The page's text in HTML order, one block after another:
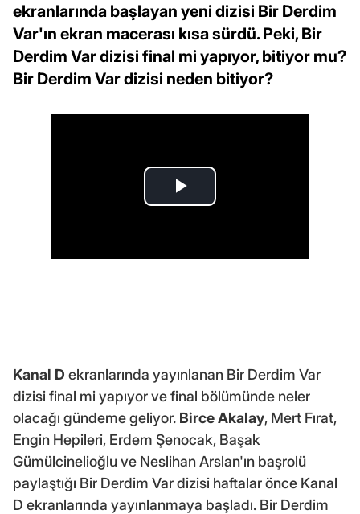
ekranlarında başlayan yeni dizisi Bir Derdim
Var'ın ekran macerası kısa sürdü. Peki, Bir
Derdim Var dizisi final mi yapıyor, bitiyor mu?
Bir Derdim Var dizisi neden bitiyor?
Kanal D ekranlarında yayınlanan Bir Derdim Var
dizisi final mi yapıyor ve final bölümünde neler
olacağı gündeme geliyor. Birce Akalay, Mert Fırat,
Engin Hepileri, Erdem Şenocak, Başak
Gümülcinelioğlu ve Neslihan Arslan'ın başrolü
paylaştığı Bir Derdim Var dizisi haftalar önce Kanal
D ekranlarında yayınlanmaya başladı. Bir Derdim